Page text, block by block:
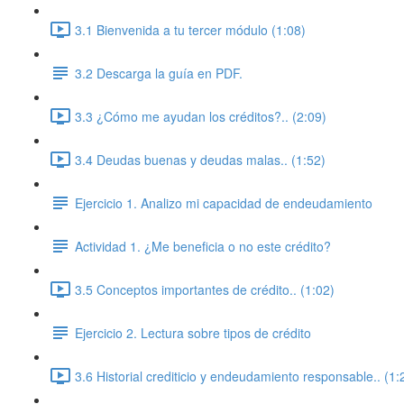
3.1 Bienvenida a tu tercer módulo (1:08)
3.2 Descarga la guía en PDF.
3.3 ¿Cómo me ayudan los créditos?.. (2:09)
3.4 Deudas buenas y deudas malas.. (1:52)
Ejercicio 1. Analizo mi capacidad de endeudamiento
Actividad 1. ¿Me beneficia o no este crédito?
3.5 Conceptos importantes de crédito.. (1:02)
Ejercicio 2. Lectura sobre tipos de crédito
3.6 Historial crediticio y endeudamiento responsable..